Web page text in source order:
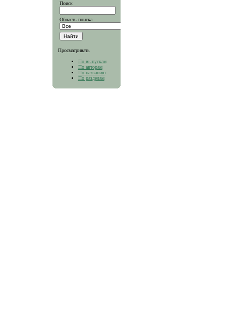
Поиск
Область поиска
Просматривать
По выпускам
По авторам
По названию
По разделам